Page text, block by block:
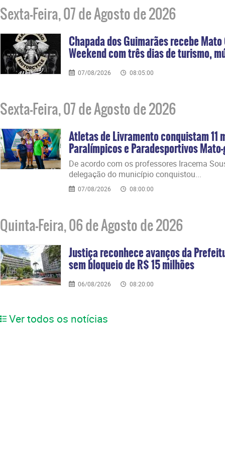
Sexta-Feira, 07 de Agosto de 2026
Chapada dos Guimarães recebe
Weekend com três dias de turismo,
07/08/2026 08:05:00
Sexta-Feira, 07 de Agosto de 2026
Atletas de Livramento conquistam 11
Paralímpicos e Paradesportivos
​De acordo com os professores Iracema
delegação do município conquistou...
07/08/2026 08:00:00
Quinta-Feira, 06 de Agosto de 2026
Justiça reconhece avanços da
sem bloqueio de R$ 15 milhões
06/08/2026 08:20:00
Ver todos os notícias